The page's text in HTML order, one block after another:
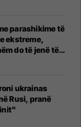
parashikime të
ekstreme,
do të jenë të
ukrainas
Rusi, pranë